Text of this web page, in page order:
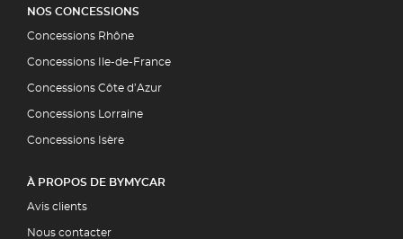
NOS CONCESSIONS
Concessions Rhône
Concessions Ile-de-France
Concessions Côte d’Azur
Concessions Lorraine
Concessions Isère
À PROPOS DE BYMYCAR
Avis clients
Nous contacter